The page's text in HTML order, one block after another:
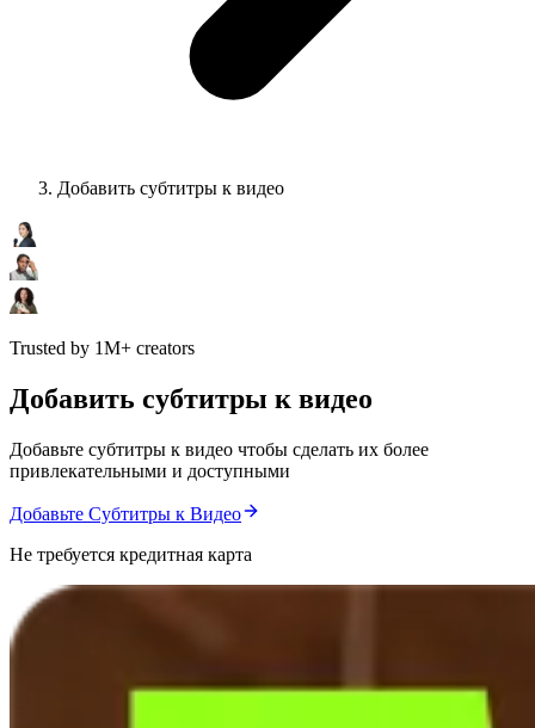
Добавить субтитры к видео
Trusted by 1M+ creators
Добавить субтитры к видео
Добавьте субтитры к видео чтобы сделать их более
привлекательными и доступными
Добавьте Субтитры к Видео
Не требуется кредитная карта